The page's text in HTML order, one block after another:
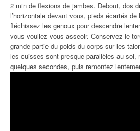
2 min de flexions de jambes. Debout, dos
l’horizontale devant vous, pieds écartés
fléchissez les genoux pour descendre
vous vouliez vous asseoir. Conservez le
grande partie du poids du corps sur les
les cuisses sont presque parallèles au sol,
quelques secondes, puis remontez